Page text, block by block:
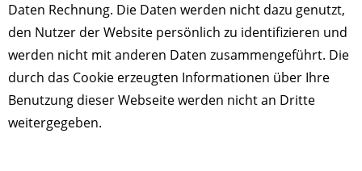
Daten Rechnung. Die Daten werden nicht dazu genutzt,
den Nutzer der Website persönlich zu identifizieren und
werden nicht mit anderen Daten zusammengeführt. Die
durch das Cookie erzeugten Informationen über Ihre
Benutzung dieser Webseite werden nicht an Dritte
weitergegeben.